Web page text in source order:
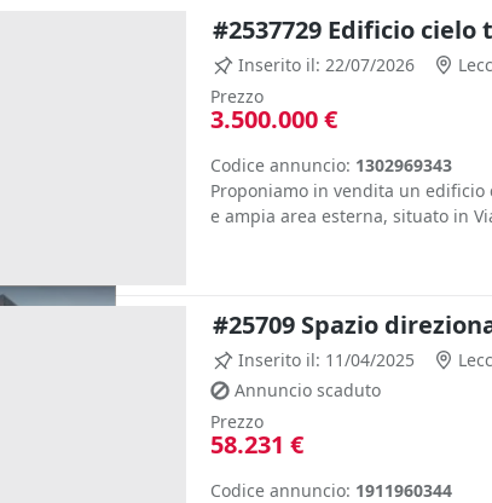
Inserito il: 22/07/2026
Prezzo
3.500.000 €
Codice annuncio: 1302969343
Proponiamo in vendita un
e ampia area esterna, situato in
#25709 Spazio
Inserito il: 11/04/2025
Annuncio scaduto
Prezzo
58.231 €
Codice annuncio: 1911960344